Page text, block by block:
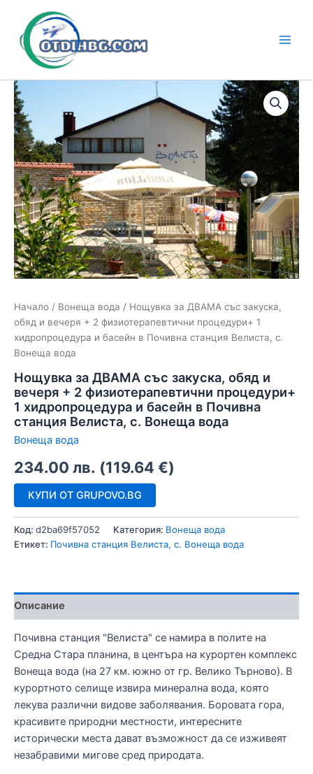
content
Начало / Вонеща вода / Нощувка за ДВАМА със закуска,
обяд и вечеря + 2 физиотерапевтични процедури+ 1
хидропроцедура и басейн в Почивна станция Велиста, с.
Вонеща вода
Нощувка за ДВАМА със закуска, обяд и
вечеря + 2 физиотерапевтични процедури+
1 хидропроцедура и басейн в Почивна
станция Велиста, с. Вонеща вода
Вонеща вода
234.00 лв. (119.64 €)
КУПИ ОТ GRUPOVO.BG
Код: d2ba69f57052 Категория: Вонеща вода
Етикет: Почивна станция Велиста, с. Вонеща вода
Описание
Почивна станция "Велиста" се намира в полите на
Средна Стара планина, в центъра на курортен комплекс
Вонеща вода (на 27 км. южно от гр. Велико Търново). В
курортното селище извира минерална вода, която
лекува различни видове заболявания. Боровата гора,
красивите природни местности, интересните
исторически места дават възможност да се изживеят
незабравими мигове сред природата.